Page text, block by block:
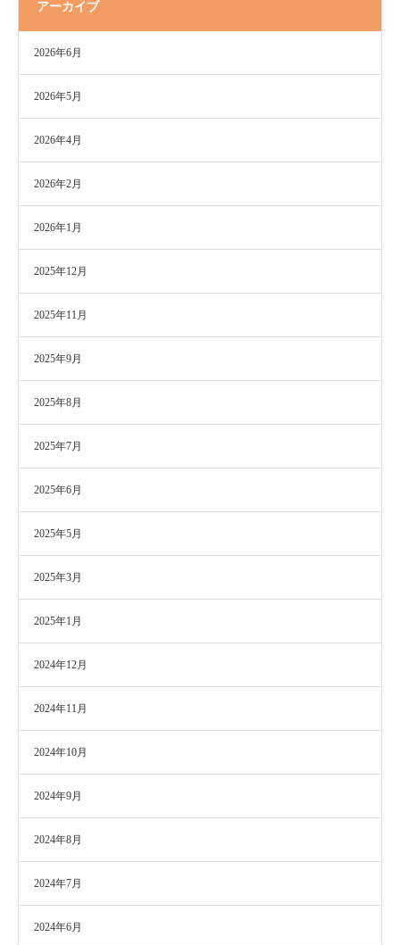
アーカイブ
2026年6月
2026年5月
2026年4月
2026年2月
2026年1月
2025年12月
2025年11月
2025年9月
2025年8月
2025年7月
2025年6月
2025年5月
2025年3月
2025年1月
2024年12月
2024年11月
2024年10月
2024年9月
2024年8月
2024年7月
2024年6月